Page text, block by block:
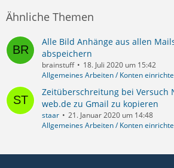
Ähnliche Themen
Alle Bild Anhänge aus allen
abspeichern
brainstuff
18. Juli 2020 um 15:42
Allgemeines Arbeiten / Konten
Zeitüberschreitung bei Versuch
web.de zu Gmail zu kopieren
staar
21. Januar 2020 um 14:48
Allgemeines Arbeiten / Konten